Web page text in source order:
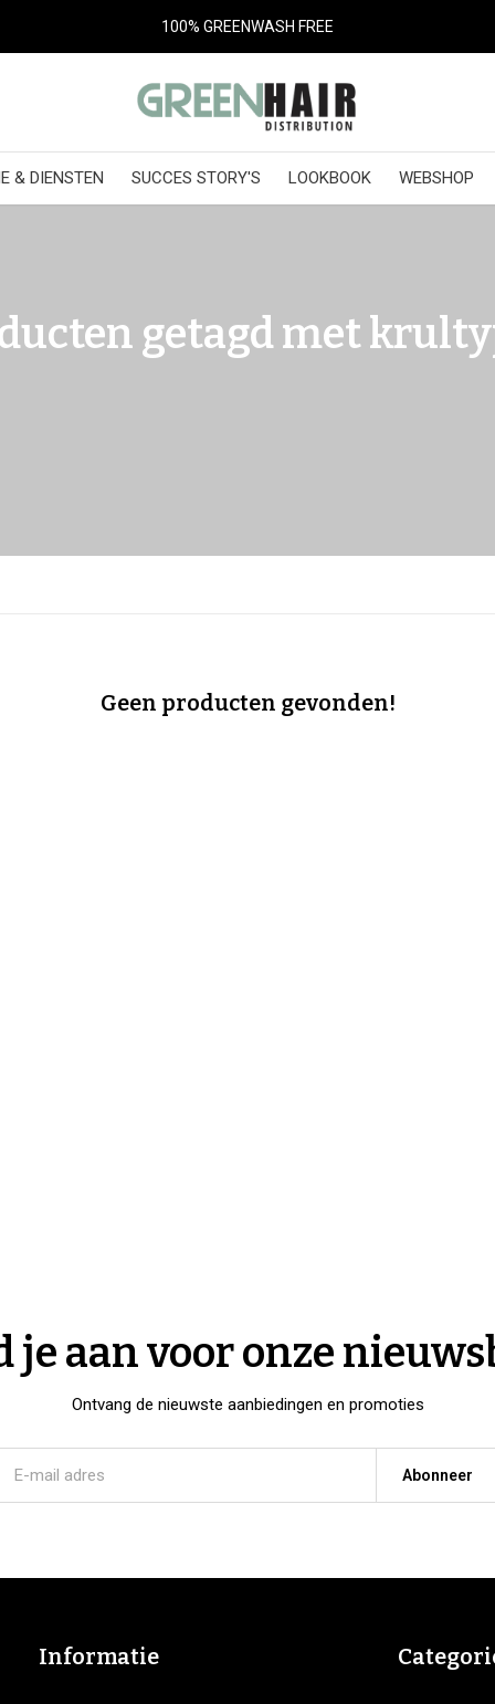
& DIENSTEN SUCCES STORY'S LOOKBOOK WEBSHOP
100% GREENWASH FREE
getagd met
Geen producten gevonden!
je aan voor onze
Ontvang de nieuwste aanbiedingen en promoties
Abonneer
Informatie